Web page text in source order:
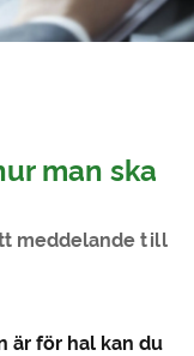
man ska
meddelande till
är för hal kan du